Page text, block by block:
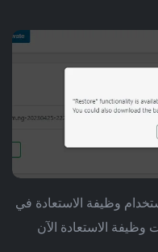
وظيفة الاستعادة في
وظيفة الاستعادة الآن